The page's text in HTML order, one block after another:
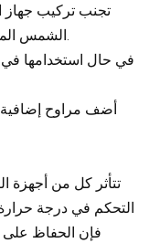
تجنب تركيب جهاز
في حال استخدامها في
أضف مراوح إضافية
تتأثر كل من أجهزة
التحكم في درجة
فإن الحفاظ على